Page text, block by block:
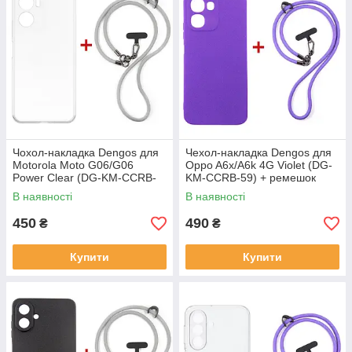
Чохол-накладка Dengos для
Motorola Moto G06/G06
Power Clear (DG-KM-CCRB-
29) + ремінець
В наявності
450 ₴
Купити
Чeхол-накладка Dengos для
Oppo A6x/A6k 4G Violet (DG-
KM-CCRB-59) + ремешок
В наявності
490 ₴
Купити